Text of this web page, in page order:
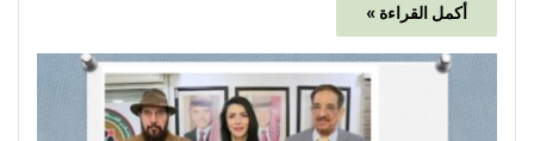
أكمل القراءة »